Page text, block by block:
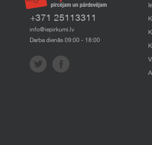
+371 25113311
info@iepirkumi.lv
Darba dienās 09:00 - 18:00